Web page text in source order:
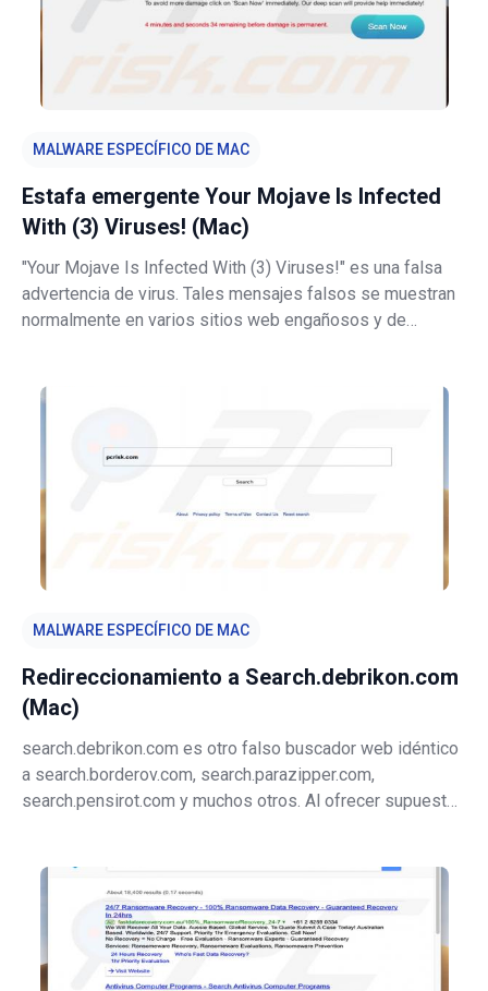
MALWARE ESPECÍFICO DE MAC
Estafa emergente Your Mojave Is Infected
With (3) Viruses! (Mac)
"Your Mojave Is Infected With (3) Viruses!" es una falsa
advertencia de virus. Tales mensajes falsos se muestran
normalmente en varios sitios web engañosos y de
potencialmente no deseadas. Las
MALWARE ESPECÍFICO DE MAC
Redireccionamiento a Search.debrikon.com
(Mac)
search.debrikon.com es otro falso buscador web idéntico
a search.borderov.com, search.parazipper.com,
search.pensirot.com y muchos otros. Al ofrecer supuestos
desarrolladores promocionan este si